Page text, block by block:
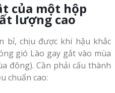
của một hộp
lượng cao
bỉ, chịu được khí hậu khắc
gió Lào gay gắt vào mùa
đông). Cần phải cấu thành
chuẩn cao: